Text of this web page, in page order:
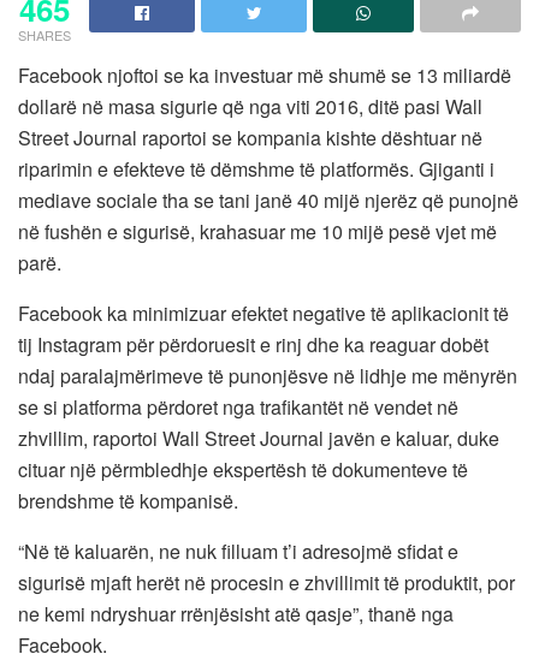
SHARES
Facebook njoftoi se ka investuar më shumë se 13 miliardë
dollarë në masa sigurie që nga viti 2016, ditë pasi Wall
Street Journal raportoi se kompania kishte dështuar në
riparimin e efekteve të dëmshme të platformës. Gjiganti i
mediave sociale tha se tani janë 40 mijë njerëz që punojnë
në fushën e sigurisë, krahasuar me 10 mijë pesë vjet më
parë.
Facebook ka minimizuar efektet negative të aplikacionit të
tij Instagram për përdoruesit e rinj dhe ka reaguar dobët
ndaj paralajmërimeve të punonjësve në lidhje me mënyrën
se si platforma përdoret nga trafikantët në vendet në
zhvillim, raportoi Wall Street Journal javën e kaluar, duke
cituar një përmbledhje ekspertësh të dokumenteve të
brendshme të kompanisë.
“Në të kaluarën, ne nuk filluam t’i adresojmë sfidat e
sigurisë mjaft herët në procesin e zhvillimit të produktit, por
ne kemi ndryshuar rrënjësisht atë qasje”, thanë nga
Facebook.